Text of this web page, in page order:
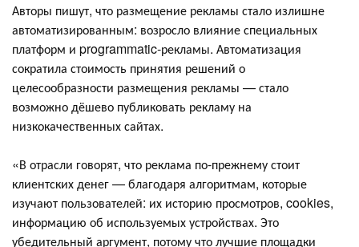
Авторы пишут, что размещение рекламы стало излишне
автоматизированным: возросло влияние специальных
платформ и programmatic-рекламы. Автоматизация
сократила стоимость принятия решений о
целесообразности размещения рекламы — стало
возможно дёшево публиковать рекламу на
низкокачественных сайтах.
«В отрасли говорят, что реклама по-прежнему стоит
клиентских денег — благодаря алгоритмам, которые
изучают пользователей: их историю просмотров, cookies,
информацию об используемых устройствах. Это
убедительный аргумент, потому что лучшие площадки